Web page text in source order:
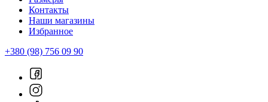
Контакты
Наши магазины
Избранное
+380 (98) 756 09 90